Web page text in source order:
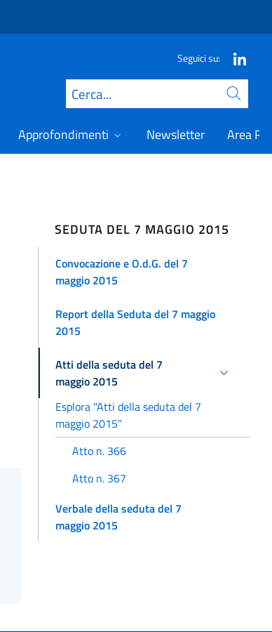
Seguici su:
Cerca
Approfondimenti Newsletter Area
SEDUTA DEL 7 MAGGIO 2015
Convocazione e O.d.G. del 7
maggio 2015
Report della Seduta del 7 maggio
2015
Atti della seduta del 7
maggio 2015
Esplora "Atti della seduta del 7
maggio 2015"
Atto n. 366
Atto n. 367
Verbale della seduta del 7
maggio 2015